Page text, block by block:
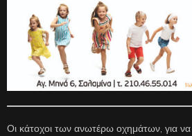
Οι κάτοχοι των ανωτέρω οχημάτων, για